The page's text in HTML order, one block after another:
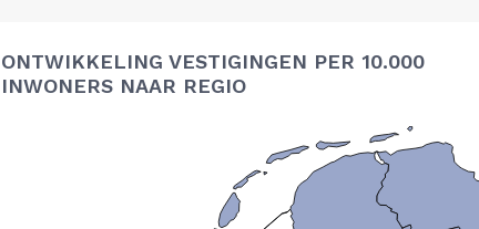
ONTWIKKELING VESTIGINGEN PER 10.000
INWONERS NAAR REGIO